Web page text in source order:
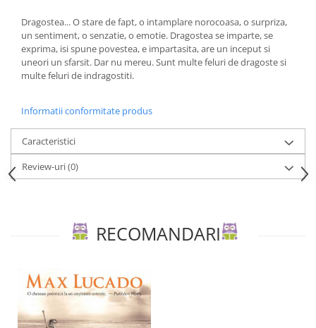
Editura Pandora M
Editura Portocala Albastră
Editura Scriptum
Editura Usborne
Editura Vellant
Editura Verba
Dragostea... O stare de fapt, o intamplare norocoasa, o surpriza,
un sentiment, o senzatie, o emotie. Dragostea se imparte, se
exprima, isi spune povestea, e impartasita, are un inceput si
uneori un sfarsit. Dar nu mereu. Sunt multe feluri de dragoste si
multe feluri de indragostiti.
Informatii conformitate produs
Caracteristici
Review-uri(0)
RECOMANDARI